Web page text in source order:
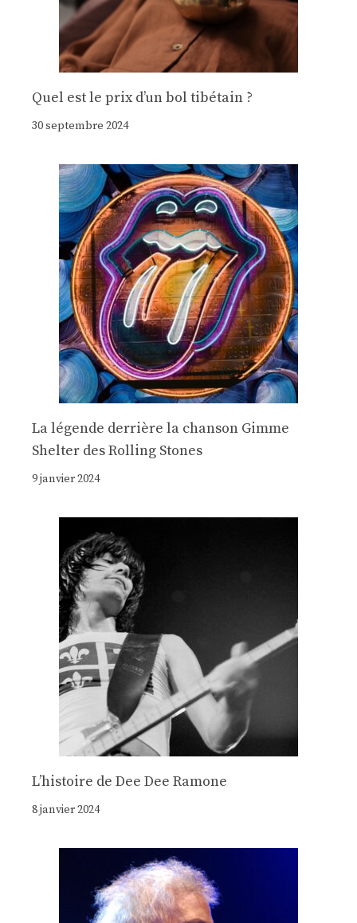
Quel est le prix d’un bol tibétain ?
30 septembre 2024
La légende derrière la chanson Gimme
Shelter des Rolling Stones
9 janvier 2024
Lʼhistoire de Dee Dee Ramone
8 janvier 2024